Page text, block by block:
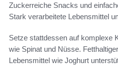
Zuckerreiche Snacks und
Stark verarbeitete Lebensmittel
Setze stattdessen auf komplexe
wie Spinat und Nüsse.
Lebensmittel wie Joghurt